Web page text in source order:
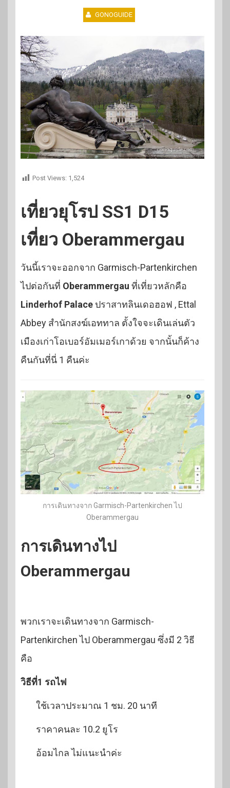
GONOGUIDE
Post Views: 1,524
เที่ยวยุโรป SS1 D15
เที่ยว Oberammergau
วันนี้เราจะออกจาก Garmisch-Partenkirchen
ไปต่อกันที่ Oberammergau ที่เที่ยวหลักคือ
Linderhof Palace ปราสาทลินเดอฮอฟ , Ettal
Abbey สำนักสงฆ์เอททาล ตั้งใจจะเดินเล่นตัว
เมืองเก่าโอเบอร์อัมเมอร์เกาด้วย จากนั้นก็ค้าง
คืนกันที่นี่ 1 คืนค่ะ
การเดินทางจาก Garmisch-Partenkirchen ไป
Oberammergau
การเดินทางไป
Oberammergau
พวกเราจะเดินทางจาก Garmisch-
Partenkirchen ไป Oberammergau ซึ่งมี 2 วิธี
คือ
วิธีที่1 รถไฟ
ใช้เวลาประมาณ 1 ชม. 20 นาที
ราคาคนละ 10.2 ยูโร
อ้อมไกล ไม่แนะนำค่ะ